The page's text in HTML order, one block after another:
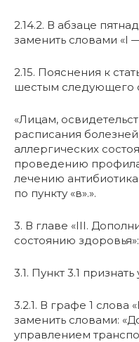
2.14.2. В абзаце
заменить словами «I
2.15. Пояснения к
шестым следующего
«Лицам,
расписания
аллергических
проведению
лечению
по пункту «в».».
3. В главе «III.
состоянию здоровья»:
3.1. Пункт 3.1
3.2.1. В графе 1 слова
заменить словами:
управлением